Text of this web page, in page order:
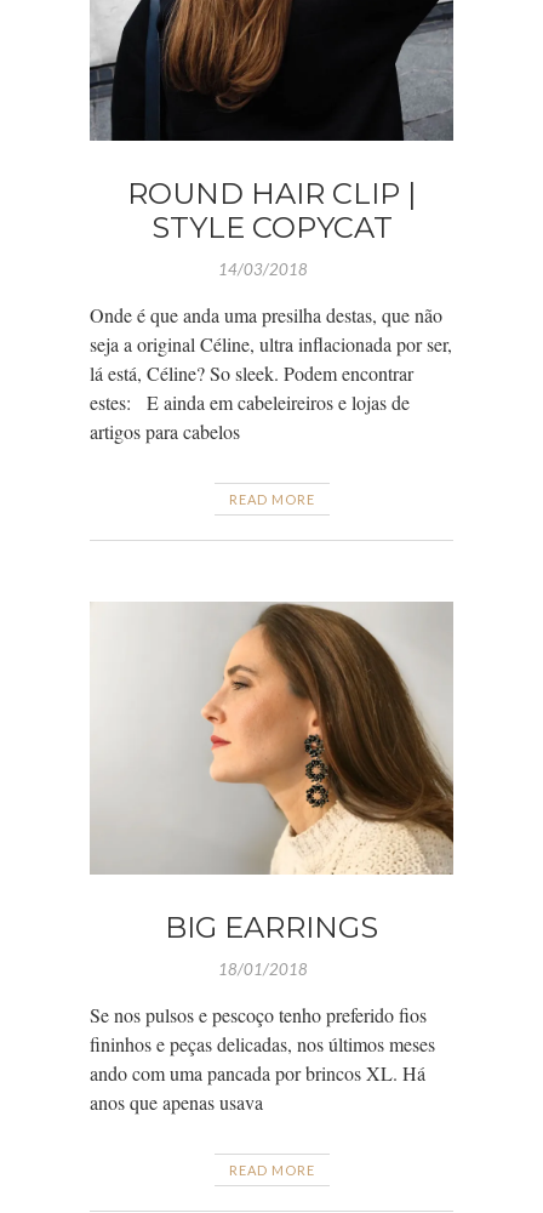
ROUND HAIR CLIP |
STYLE COPYCAT
14/03/2018
Onde é que anda uma presilha destas, que não
seja a original Céline, ultra inflacionada por ser,
lá está, Céline? So sleek. Podem encontrar
estes: E ainda em cabeleireiros e lojas de
artigos para cabelos
READ MORE
BIG EARRINGS
18/01/2018
Se nos pulsos e pescoço tenho preferido fios
fininhos e peças delicadas, nos últimos meses
ando com uma pancada por brincos XL. Há
anos que apenas usava
READ MORE